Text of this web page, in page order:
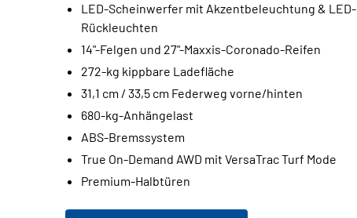
LED-Scheinwerfer mit Akzentbeleuchtung & LED-
Rückleuchten
14"-Felgen und 27"-Maxxis-Coronado-Reifen
272-kg kippbare Ladefläche
31,1 cm / 33,5 cm Federweg vorne/hinten
680-kg-Anhängelast
ABS-Bremssystem
True On-Demand AWD mit VersaTrac Turf Mode
Premium-Halbtüren